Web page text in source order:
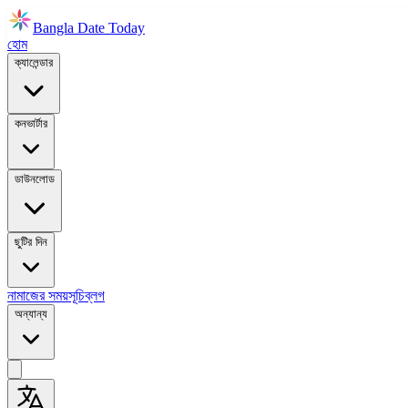
Bangla Date Today
হোম
ক্যালেন্ডার
কনভার্টার
ডাউনলোড
ছুটির দিন
নামাজের সময়সূচিব্লগ
অন্যান্য